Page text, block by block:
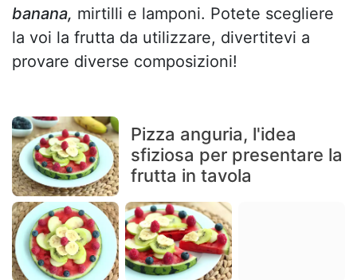
banana, mirtilli e lamponi. Potete scegliere
la voi la frutta da utilizzare, divertitevi a
provare diverse composizioni!
Pizza anguria, l'idea
sfiziosa per presentare la
frutta in tavola